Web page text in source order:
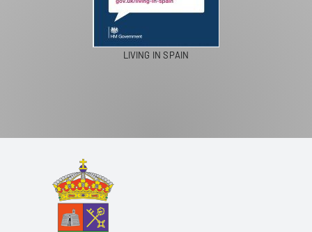
PASEOS EN CAMELLO